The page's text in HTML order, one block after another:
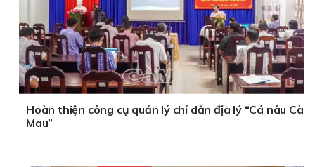
Hoàn thiện công cụ quản lý chỉ dẫn địa lý “Cá nâu Cà
Mau”